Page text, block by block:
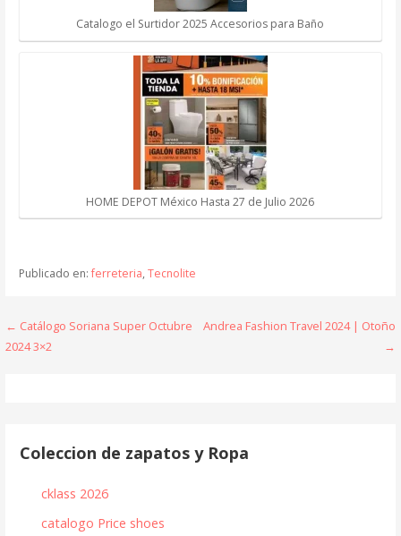
Catalogo el Surtidor 2025 Accesorios para Baño
HOME DEPOT México Hasta 27 de Julio 2026
Publicado en:ferreteria, Tecnolite
Navegación
← Catálogo Soriana Super Octubre
2024 3×2
Andrea Fashion Travel 2024 | Otoño
→
Coleccion de zapatos y Ropa
cklass 2026
catalogo Price shoes